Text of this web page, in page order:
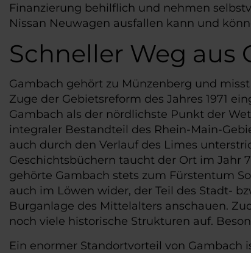
Finanzierung behilflich und nehmen
Nissan Neuwagen ausfallen kann und
Schneller Weg aus
Gambach gehört zu Münzenberg und
Zuge der Gebietsreform des Jahres 1971
Gambach als der nördlichste Punkt der
integraler Bestandteil des Rhein-Main-
auch durch den Verlauf des Limes
Geschichtsbüchern taucht der Ort im Jahr
gehörte Gambach stets zum Fürstentum
auch im Löwen wider, der Teil des Stadt-
Burganlage des Mittelalters anschauen.
noch viele historische Strukturen auf.
Ein enormer Standortvorteil von Gambach